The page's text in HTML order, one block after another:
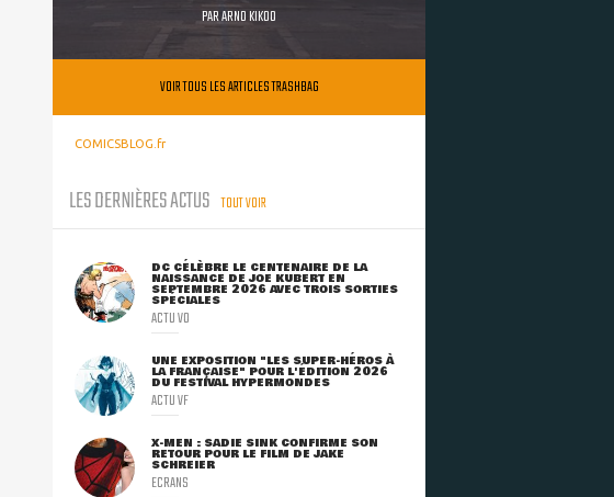
PARARNO KIKOO
VOIR TOUS LES ARTICLES TRASHBAG
COMICSBLOG.fr
LES DERNIÈRES ACTUS TOUT VOIR
DC CÉLÈBRE LE CENTENAIRE DE LA
NAISSANCE DE JOE KUBERT EN
SEPTEMBRE 2026 AVEC TROIS SORTIES
SPÉCIALES
ACTU VO
UNE EXPOSITION "LES SUPER-HÉROS À
LA FRANÇAISE" POUR L'ÉDITION 2026
DU FESTIVAL HYPERMONDES
ACTU VF
X-MEN : SADIE SINK CONFIRME SON
RETOUR POUR LE FILM DE JAKE
SCHREIER
ECRANS